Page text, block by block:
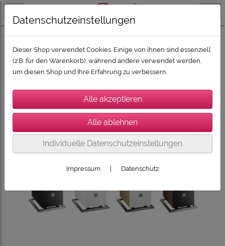
LAUTSPRECHER / SUBWOOFER / SOUNDBARS
DALI Lautsprecher
Datenschutzeinstellungen
Dieser Shop verwendet Cookies. Einige von ihnen sind essenziell
(z.B. für den Warenkorb), während andere verwendet werden,
um diesen Shop und Ihre Erfahrung zu verbessern.
Individuelle Datenschutzeinstellungen
Impressum Datenschutz